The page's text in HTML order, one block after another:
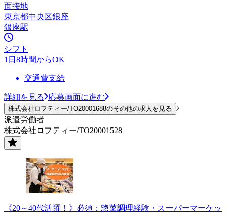
面接地
東京都中央区銀座
銀座駅
シフト
1日8時間からOK
交通費支給
詳細を見る 応募画面に進む
株式会社ロフティー/TO20001688のその他の求人を見る
派遣労働者
株式会社ロフティー/TO20001528
《20～40代活躍！》必須：惣菜調理経験・スーパーマーケッ